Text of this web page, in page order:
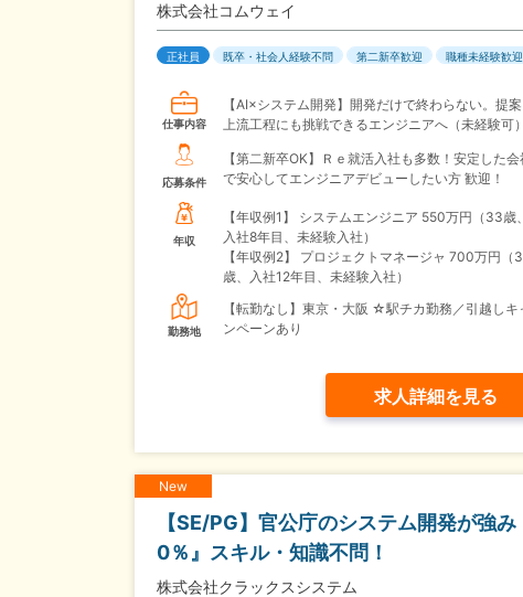
株式会社コムウェイ
正社員 既卒・社会人経験不問 第二新卒歓迎 職種未経験歓迎
仕事内容
【AI×システム開発】開発だけで終わらない。提案
上流工程にも挑戦できるエンジニアへ（未経験可）
応募条件
【第二新卒OK】Ｒｅ就活入社も多数！安定した会
で安心してエンジニアデビューしたい方 歓迎！
年収
【年収例1】
システムエンジニア 550万円（33歳、
入社8年目、未経験入社）
【年収例2】
プロジェクトマネージャ 700万円（
歳、入社12年目、未経験入社）
勤務地
【転勤なし】東京・大阪 ☆駅チカ勤務／引越しキ
ンペーンあり
求人詳細を見る
New
【SE/PG】官公庁のシステム開発が強
0％』スキル・知識不問！
株式会社クラックスシステム